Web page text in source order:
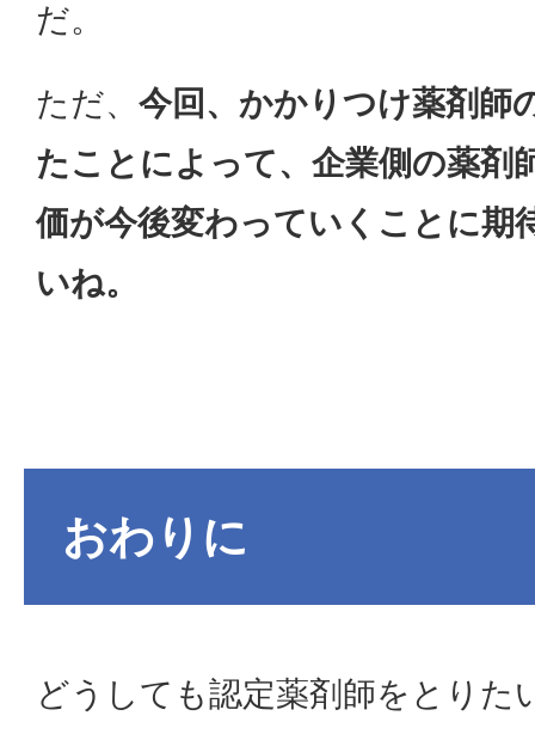
だ。
ただ、 今回、かかりつけ薬剤師
たことによって、企業側の薬剤
価が今後変わっていくことに期
いね。
おわりに
どうしても認定薬剤師をとりた